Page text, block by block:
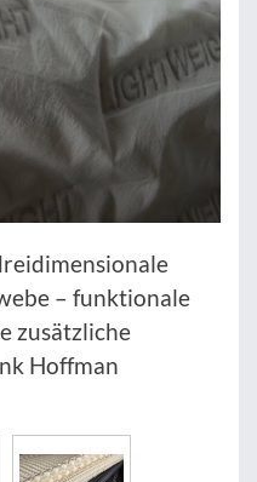
– funktionale
zusätzliche
Hoffman